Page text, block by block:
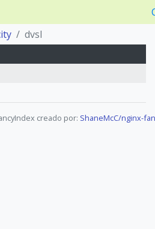
dvsl
creado por: ShaneMcC/nginx-